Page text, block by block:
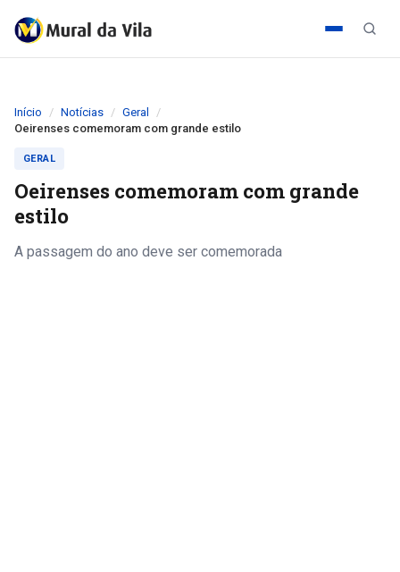
Início Notícias
Geral
Oeirenses comemoram com grande estilo
GERAL
Oeirenses comemoram com grande
estilo
A passagem do ano deve ser comemorada